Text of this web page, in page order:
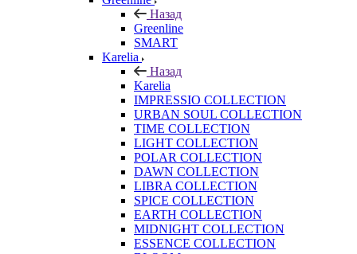
Назад
Greenline
SMART
Karelia
Назад
Karelia
IMPRESSIO COLLECTION
URBAN SOUL COLLECTION
TIME COLLECTION
LIGHT COLLECTION
POLAR COLLECTION
DAWN COLLECTION
LIBRA COLLECTION
SPICE COLLECTION
EARTH COLLECTION
MIDNIGHT COLLECTION
ESSENCE COLLECTION